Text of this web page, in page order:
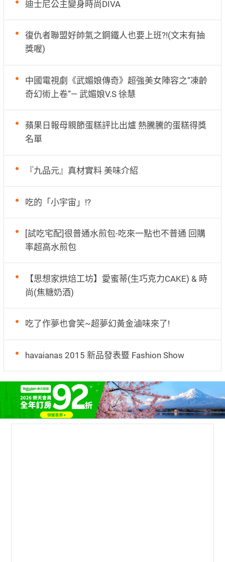
迪士尼公主變身時尚DIVA
復仇者聯盟好帥氣之鋼鐵人也要上班?!(文末有抽
獎喔)
中國電視劇《武媚娘傳奇》超強美女陣容之”凍齡
奇幻術上卷”— 武媚娘V.S 徐慧
蘋果日報母親節蛋糕評比出爐 熱騰騰的蛋糕得獎
名單
『九品元』真材實料 美味介紹
吃的「小宇宙」!?
[試吃宅配]很普通水煎包-吃來一點也不普通 回購
率超高水煎包
【思想家烘焙工坊】愛蜜蒂(生巧克力CAKE) & 時
尚(焦糖奶酒)
吃了作夢也會笑~超夢幻黃金滷味來了!
havaianas 2015 新品發表暨 Fashion Show